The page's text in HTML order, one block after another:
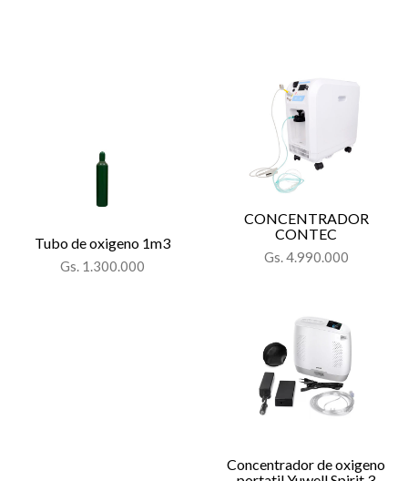
Tubo de oxigeno 1m3
Gs. 1.300.000
CONCENTRADOR
CONTEC
Gs. 4.990.000
Concentrador de oxigeno